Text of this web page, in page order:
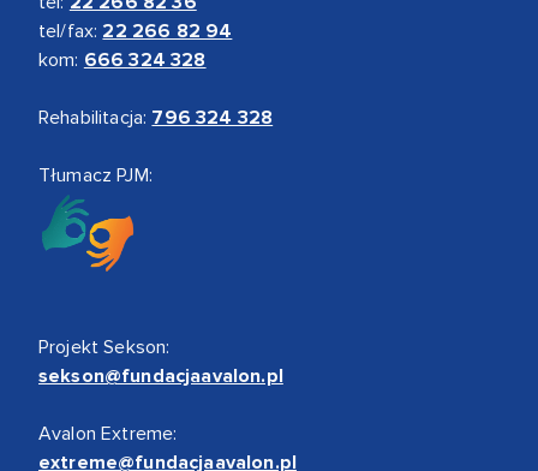
tel/fax: 22 266 82 94
kom: 666 324 328
Rehabilitacja: 796 324 328
Tłumacz PJM:
Projekt Sekson:
sekson@fundacjaavalon.pl
Avalon Extreme:
extreme@fundacjaavalon.pl